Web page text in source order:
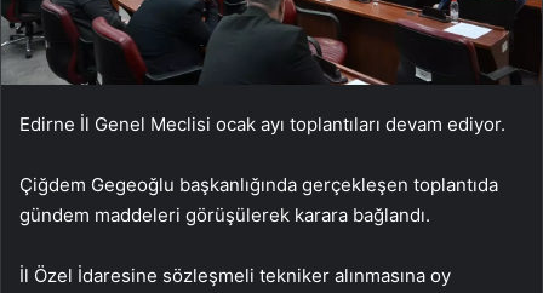
Edirne İl Genel Meclisi ocak ayı toplantıları devam ediyor.
Çiğdem Gegeoğlu başkanlığında gerçekleşen toplantıda
gündem maddeleri görüşülerek karara bağlandı.
İl Özel İdaresine sözleşmeli tekniker alınmasına oy